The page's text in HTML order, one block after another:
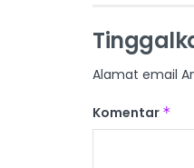
Alamat email
Komentar *